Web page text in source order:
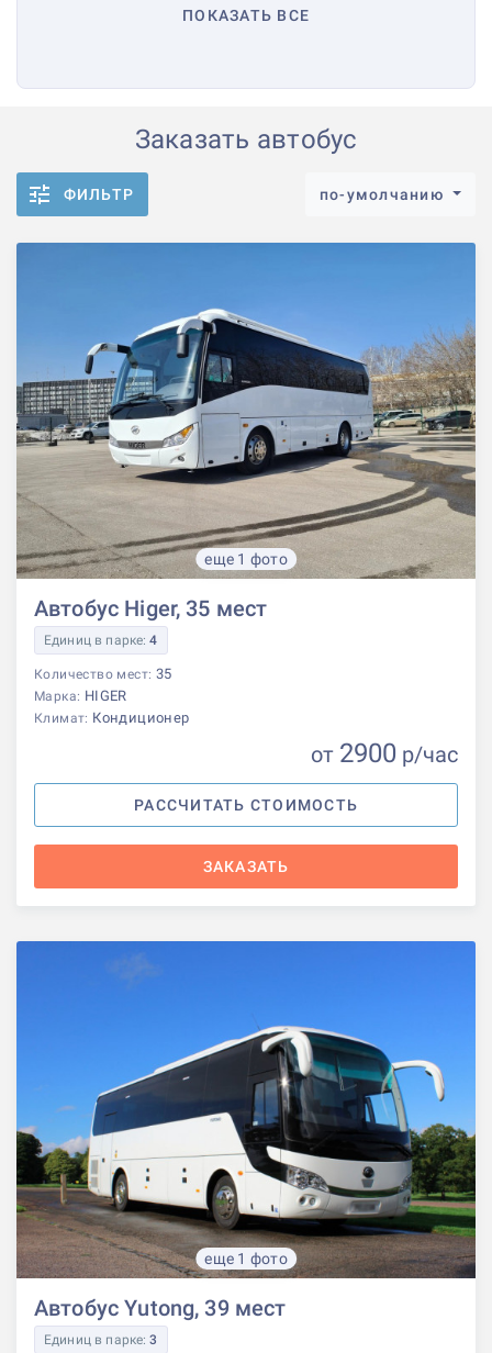
ПОКАЗАТЬ ВСЕ
Заказать автобус
ФИЛЬТР по-умолчанию
еще 1 фото
Автобус Higer, 35 мест
Единиц в парке:4
Количество мест: 35
Марка: HIGER
Климат: Кондиционер
от 2900 р/час
РАССЧИТАТЬ СТОИМОСТЬ
ЗАКАЗАТЬ
еще 1 фото
Автобус Yutong, 39 мест
Единиц в парке:3